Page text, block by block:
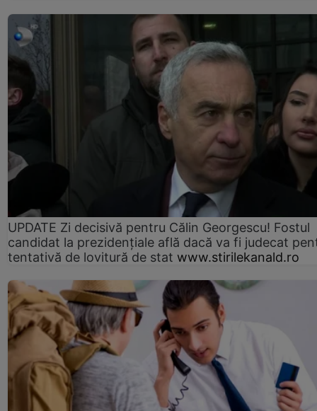
UPDATE Zi decisivă pentru Călin Georgescu! Fostul
candidat la prezidențiale află dacă va fi judecat
tentativă de lovitură de stat www.stirilekanald.ro